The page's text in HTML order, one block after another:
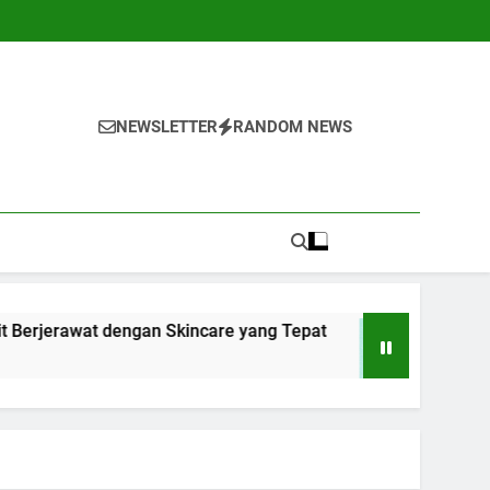
NEWSLETTER RANDOM NEWS
Skincare yang Tepat
1 Tahun Ago